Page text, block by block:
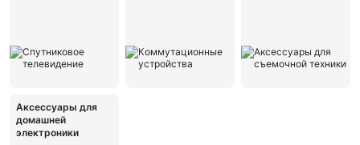
Аксессуары для
домашней
электроники